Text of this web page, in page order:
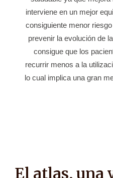
interviene en un mejor
consiguiente menor
prevenir la evolución de
consigue que los
recurrir menos a la
lo cual implica una gran
El atlas, una